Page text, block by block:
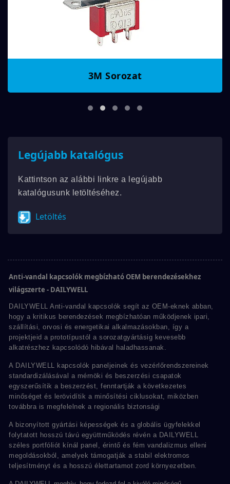
3M Sorozat
Legújabb katalógus
Kattintson az alábbi linkre a legújabb
katalógusunk letöltéséhez.
Letöltés
Anti-vandal kapcsolók megbízható OEM berendezésekhez
világszerte - DAILYWELL
DAILYWELL Anti-vandal kapcsolók segít az OEM-eknek abban,
hogy a kritikus berendezések megbízhatóan működjenek ipari,
szállítási, orvosi és energetikai alkalmazásokban, így a
projektjeid a prototípustól a sorozatgyártásig kevesebb
alkatrészhez kapcsolódó hibával haladhassanak.
A DAILYWELL kapcsolók paneljeinek és vezérlőrendszereinek
standardizálásával a mérnöki és beszerzési csapatok
egyszerűsítik a beszerzést, fenntartják a következetes
minőséget és lerövidítik a minősítési ciklusokat, miközben
továbbra is megfelelnek a regionális biztonsági
A bizonyított gyártási képességek és a globális ügyfelekkel
folytatott hosszú távú együttműködés révén a DAILYWELL
széles portfóliót kínál panel, érintő és fém vandalizmus elleni
megoldásokból, amelyek támogatják a stabil elektromos
teljesítményt és a hosszú élettartamot zord környezetben.